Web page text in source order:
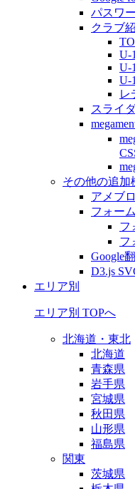
パスワ
クラブ
U-
U-
U-
レ
スライ
その他の追加
アメブ
フォー
フ
フ
Google
D3.js
エリア別
エリア別 TOPへ
北海道・東北
北海道
青森県
岩手県
宮城県
秋田県
山形県
福島県
関東
茨城県